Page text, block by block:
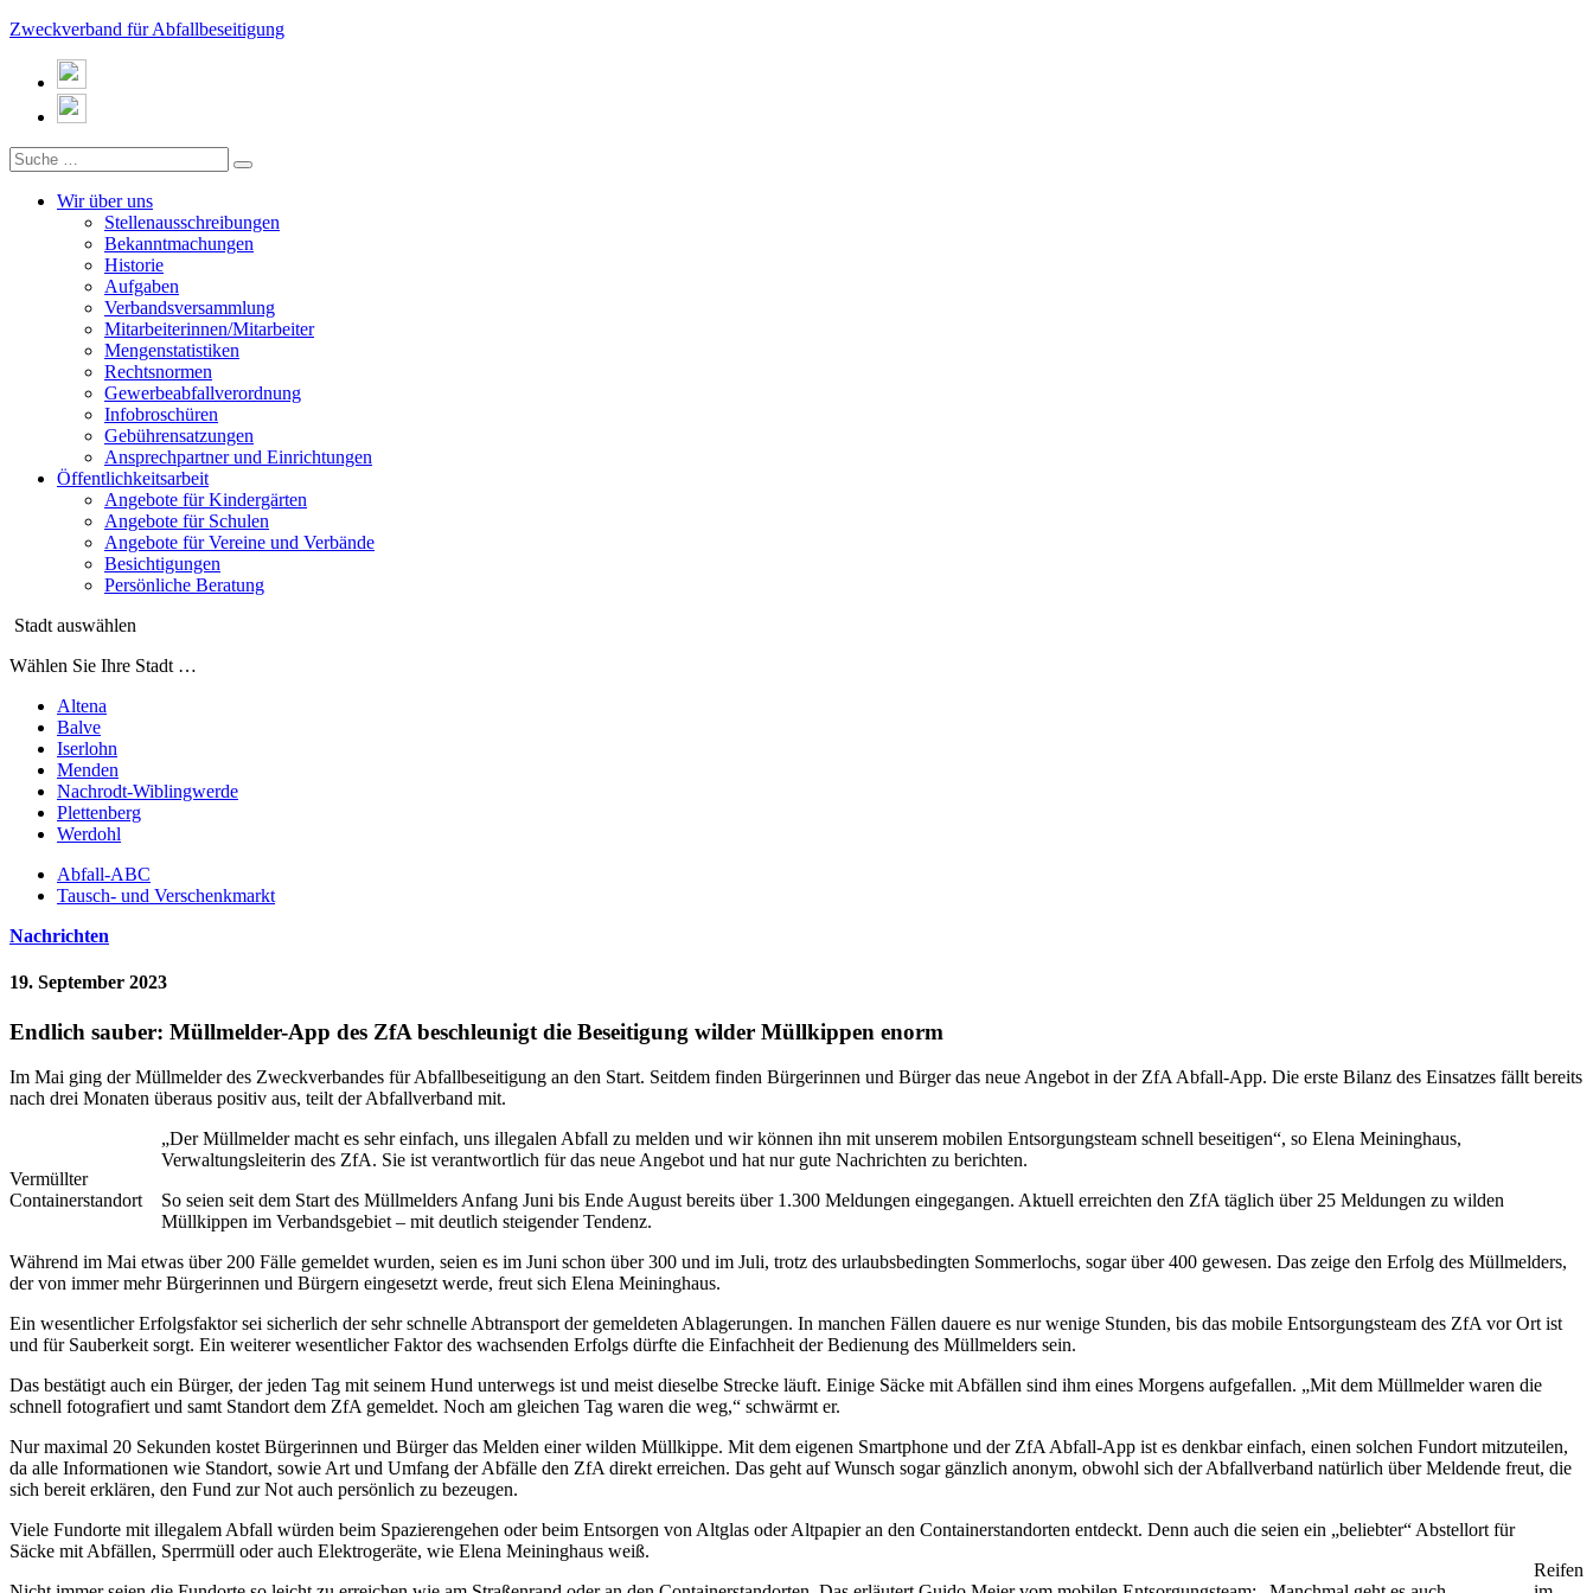
Zweckverband für Abfallbeseitigung
Wir über uns
Stellenausschreibungen
Bekanntmachungen
Historie
Aufgaben
Verbandsversammlung
Mitarbeiterinnen/Mitarbeiter
Mengenstatistiken
Rechtsnormen
Gewerbeabfallverordnung
Infobroschüren
Gebührensatzungen
Ansprechpartner und Einrichtungen
Öffentlichkeitsarbeit
Angebote für Kindergärten
Angebote für Schulen
Angebote für Vereine und Verbände
Besichtigungen
Persönliche Beratung
Stadt auswählen
Wählen Sie Ihre Stadt …
Altena
Balve
Iserlohn
Menden
Nachrodt-Wiblingwerde
Plettenberg
Werdohl
Abfall-ABC
Tausch- und Verschenkmarkt
Nachrichten
19. September 2023
Endlich sauber: Müllmelder-App des ZfA beschleunigt die Beseitigung wilder Müllkippen enorm
Im Mai ging der Müllmelder des Zweckverbandes für Abfallbeseitigung an den Start. Seitdem finden Bürgerinnen und Bürger das neue Angebot in der ZfA Abfall-App. Die erste Bilanz des Einsatzes fällt bereits
nach drei Monaten überaus positiv aus, teilt der Abfallverband mit.
Vermüllter
Containerstandort
„Der Müllmelder macht es sehr einfach, uns illegalen Abfall zu melden und wir können ihn mit unserem mobilen Entsorgungsteam schnell beseitigen“, so Elena Meininghaus,
Verwaltungsleiterin des ZfA. Sie ist verantwortlich für das neue Angebot und hat nur gute Nachrichten zu berichten.
So seien seit dem Start des Müllmelders Anfang Juni bis Ende August bereits über 1.300 Meldungen eingegangen. Aktuell erreichten den ZfA täglich über 25 Meldungen zu wilden
Müllkippen im Verbandsgebiet – mit deutlich steigender Tendenz.
Während im Mai etwas über 200 Fälle gemeldet wurden, seien es im Juni schon über 300 und im Juli, trotz des urlaubsbedingten Sommerlochs, sogar über 400 gewesen. Das zeige den Erfolg des Müllmelders,
der von immer mehr Bürgerinnen und Bürgern eingesetzt werde, freut sich Elena Meininghaus.
Ein wesentlicher Erfolgsfaktor sei sicherlich der sehr schnelle Abtransport der gemeldeten Ablagerungen. In manchen Fällen dauere es nur wenige Stunden, bis das mobile Entsorgungsteam des ZfA vor Ort ist
und für Sauberkeit sorgt. Ein weiterer wesentlicher Faktor des wachsenden Erfolgs dürfte die Einfachheit der Bedienung des Müllmelders sein.
Das bestätigt auch ein Bürger, der jeden Tag mit seinem Hund unterwegs ist und meist dieselbe Strecke läuft. Einige Säcke mit Abfällen sind ihm eines Morgens aufgefallen. „Mit dem Müllmelder waren die
schnell fotografiert und samt Standort dem ZfA gemeldet. Noch am gleichen Tag waren die weg,“ schwärmt er.
Nur maximal 20 Sekunden kostet Bürgerinnen und Bürger das Melden einer wilden Müllkippe. Mit dem eigenen Smartphone und der ZfA Abfall-App ist es denkbar einfach, einen solchen Fundort mitzuteilen,
da alle Informationen wie Standort, sowie Art und Umfang der Abfälle den ZfA direkt erreichen. Das geht auf Wunsch sogar gänzlich anonym, obwohl sich der Abfallverband natürlich über Meldende freut, die
sich bereit erklären, den Fund zur Not auch persönlich zu bezeugen.
Reifen
Viele Fundorte mit illegalem Abfall würden beim Spazierengehen oder beim Entsorgen von Altglas oder Altpapier an den Containerstandorten entdeckt. Denn auch die seien ein „beliebter“ Abstellort für
Säcke mit Abfällen, Sperrmüll oder auch Elektrogeräte, wie Elena Meininghaus weiß.